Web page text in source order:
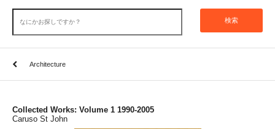
検索
Architecture
Collected Works: Volume 1 1990-2005
Caruso St John